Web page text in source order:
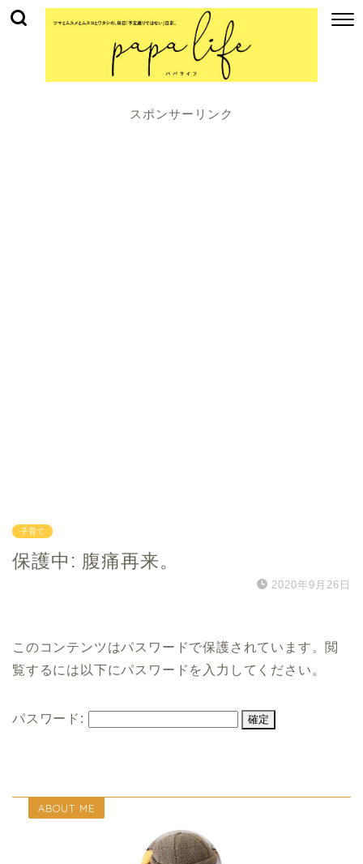
スポンサーリンク
子育て
保護中: 腹痛再来。
2020年9月26日
このコンテンツはパスワードで保護されています。閲
覧するには以下にパスワードを入力してください。
パスワード:
ABOUT ME